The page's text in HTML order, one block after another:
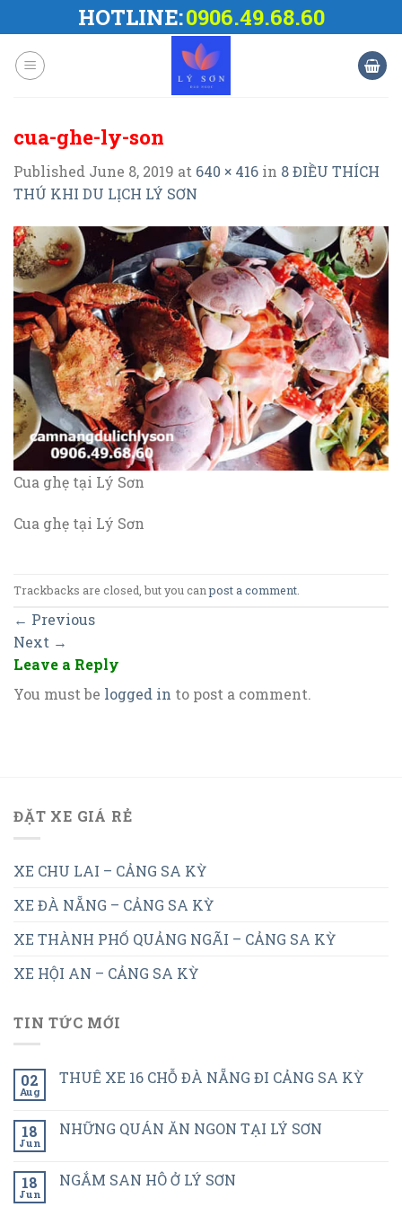
to
content
HOTLINE:0906.49.68.60
cua-ghe-ly-son
Published June 8, 2019 at 640 × 416 in 8 ĐIỀU THÍCH
THÚ KHI DU LỊCH LÝ SƠN
Cua ghẹ tại Lý Sơn
Cua ghẹ tại Lý Sơn
Trackbacks are closed, but you canpost a comment
← Previous
Next →
Leave a Reply
You must be logged in to post a comment.
ĐẶT XE GIÁ RẺ
XE CHU LAI – CẢNG SA KỲ
XE ĐÀ NẴNG – CẢNG SA KỲ
XE THÀNH PHỐ QUẢNG NGÃI – CẢNG SA KỲ
XE HỘI AN – CẢNG SA KỲ
TIN TỨC MỚI
02
Aug
THUÊ XE 16 CHỖ ĐÀ NẴNG ĐI CẢNG SA KỲ
18
Jun
NHỮNG QUÁN ĂN NGON TẠI LÝ SƠN
18
Jun
NGẮM SAN HÔ Ở LÝ SƠN